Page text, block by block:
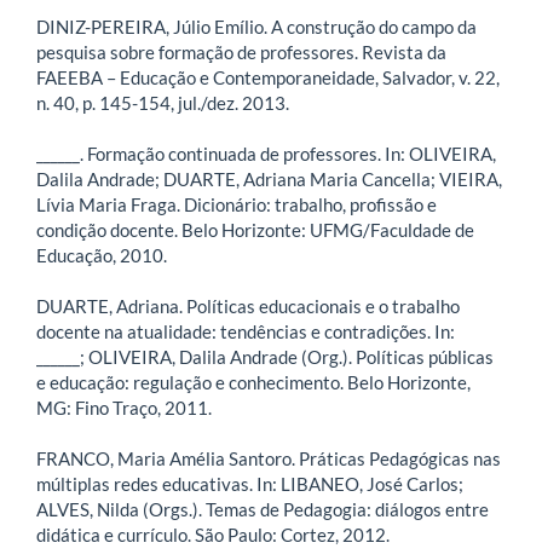
DINIZ-PEREIRA, Júlio Emílio. A construção do campo da
pesquisa sobre formação de professores. Revista da
FAEEBA – Educação e Contemporaneidade, Salvador, v. 22,
n. 40, p. 145-154, jul./dez. 2013.
______. Formação continuada de professores. In: OLIVEIRA,
Dalila Andrade; DUARTE, Adriana Maria Cancella; VIEIRA,
Lívia Maria Fraga. Dicionário: trabalho, profissão e
condição docente. Belo Horizonte: UFMG/Faculdade de
Educação, 2010.
DUARTE, Adriana. Políticas educacionais e o trabalho
docente na atualidade: tendências e contradições. In:
______; OLIVEIRA, Dalila Andrade (Org.). Políticas públicas
e educação: regulação e conhecimento. Belo Horizonte,
MG: Fino Traço, 2011.
FRANCO, Maria Amélia Santoro. Práticas Pedagógicas nas
múltiplas redes educativas. In: LIBANEO, José Carlos;
ALVES, Nilda (Orgs.). Temas de Pedagogia: diálogos entre
didática e currículo. São Paulo: Cortez, 2012.